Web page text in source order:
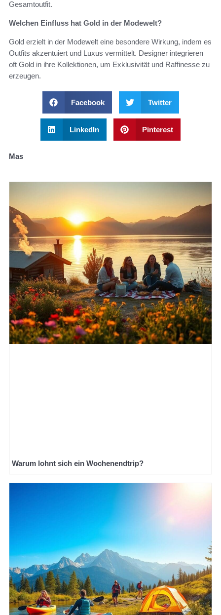
Gesamtoutfit.
Welchen Einfluss hat Gold in der Modewelt?
Gold erzielt in der Modewelt eine besondere Wirkung, indem es
Outfits akzentuiert und Luxus vermittelt. Designer integrieren
oft Gold in ihre Kollektionen, um Exklusivität und Raffinesse zu
erzeugen.
Facebook Twitter
LinkedIn Pinterest
Mas
Warum lohnt sich ein Wochenendtrip?